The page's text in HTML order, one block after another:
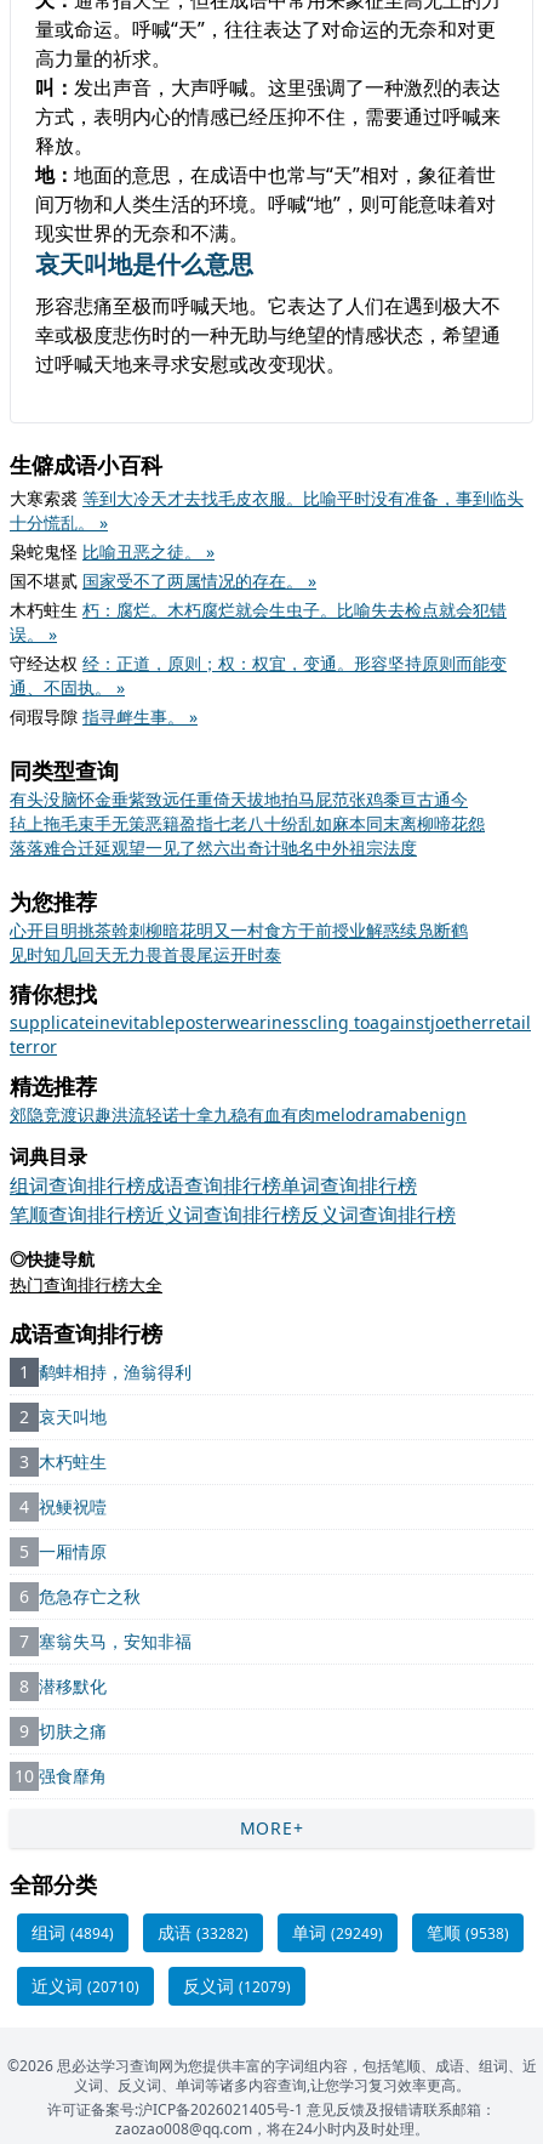
量或命运。呼喊“天”，往往表达了对命运的无奈和对更
高力量的祈求。
叫： 发出声音，大声呼喊。这里强调了一种激烈的表达
方式，表明内心的情感已经压抑不住，需要通过呼喊来
释放。
地： 地面的意思，在成语中也常与“天”相对，象征着世
间万物和人类生活的环境。呼喊“地”，则可能意味着对
现实世界的无奈和不满。
哀天叫地是什么意思
形容悲痛至极而呼喊天地。它表达了人们在遇到极大不
幸或极度悲伤时的一种无助与绝望的情感状态，希望通
过呼喊天地来寻求安慰或改变现状。
生僻成语小百科
大寒索裘 等到大冷天才去找毛皮衣服。比喻平时没有准备，事到临头
十分慌乱。 »
枭蛇鬼怪 比喻丑恶之徒。 »
国不堪贰 国家受不了两属情况的存在。 »
木朽蛀生 朽：腐烂。木朽腐烂就会生虫子。比喻失去检点就会犯错
误。 »
守经达权 经：正道，原则；权：权宜，变通。形容坚持原则而能变
通、不固执。 »
伺瑕导隙 指寻衅生事。 »
同类型查询
有头没脑怀金垂紫致远任重倚天拔地拍马屁范张鸡黍亘古通今
毡上拖毛束手无策恶籍盈指七老八十纷乱如麻本同末离柳啼花怨
落落难合迁延观望一见了然六出奇计驰名中外祖宗法度
为您推荐
心开目明挑茶斡刺柳暗花明又一村食方于前授业解惑续凫断鹤
见时知几回天无力畏首畏尾运开时泰
猜你想找
supplicateinevitableposterwearinesscling toagainstjoetherretail
terror
精选推荐
郊隐竞渡识趣洪流轻诺十拿九稳有血有肉melodramabenign
词典目录
组词查询排行榜成语查询排行榜单词查询排行榜
笔顺查询排行榜近义词查询排行榜反义词查询排行榜
◎快捷导航
热门查询排行榜大全
成语查询排行榜
1 鹬蚌相持，渔翁得利
2 哀天叫地
3 木朽蛀生
4 祝鲠祝噎
5 一厢情原
6 危急存亡之秋
7 塞翁失马，安知非福
8 潜移默化
9 切肤之痛
10 强食靡角
MORE+
全部分类
组词 (4894) 成语 (33282) 单词 (29249) 笔顺 (9538)
近义词 (20710) 反义词 (12079)
©2026 思必达学习查询网为您提供丰富的字词组内容，包括笔顺、成语、组词、近
义词、反义词、单词等诸多内容查询,让您学习复习效率更高。
许可证备案号:沪ICP备2026021405号-1 意见反馈及报错请联系邮箱：
zaozao008@qq.com，将在24小时内及时处理。